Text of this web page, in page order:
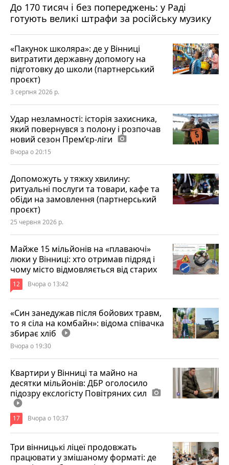
До 170 тисяч і без попереджень: у Раді
готують великі штрафи за російську музику
«Пакунок школяра»: де у Вінниці
витратити державну допомогу на
підготовку до школи (партнерський
проєкт)
3 серпня 2026 р.
Удар незламності: історія захисника,
який повернувся з полону і розпочав
новий сезон Прем’єр-ліги photo_camera
Вчора о 20:15
Допоможуть у тяжку хвилину:
ритуальні послуги та товари, кафе та
обіди на замовлення (партнерський
проєкт)
25 червня 2026 р.
Майже 15 мільйонів на «плаваючі»
люки у Вінниці: хто отримав підряд і
чому місто відмовляється від старих
12 Вчора о 13:42
«Син занедужав після бойових травм,
то я сіла на комбайн»: відома співачка
збирає хліб play_circle_filled
Вчора о 19:30
Квартири у Вінниці та майно на
десятки мільйонів: ДБР оголосило
підозру екслогісту Повітряних сил photo_camera
play_circle_filled
17 Вчора о 10:37
Три вінницькі ліцеї продовжать
працювати у змішаному форматі: де